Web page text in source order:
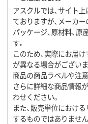
アスクルでは、サイト
ておりますが、メーカー
パッケージ、原材料、
す。
このため、実際にお届
が異なる場合がござい
商品の商品ラベルや注
さらに詳細な商品情報
わせください。
また、販売単位におけ
するものではありませ